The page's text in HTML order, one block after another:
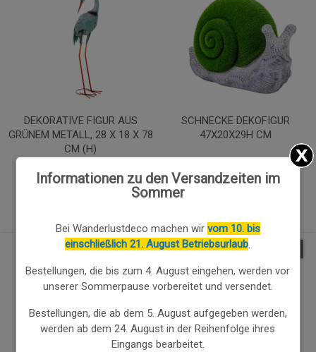
DEKORATIVE FIGUR AUS
GRÜNEM METALL, 28 X 18 X 78
CM (H)
48.62€
SCHNECKE DEKOFIGUR
47X20X29H CM
48.91€
3.00%
Informationen zu den Versandzeiten im
Sommer
Bei Wanderlustdeco machen wir vom 10. bis
einschließlich 21. August Betriebsurlaub.
Bestellungen, die bis zum 4. August eingehen, werden vor
unserer Sommerpause vorbereitet und versendet.
Bestellungen, die ab dem 5. August aufgegeben werden,
werden ab dem 24. August in der Reihenfolge ihres
Eingangs bearbeitet.